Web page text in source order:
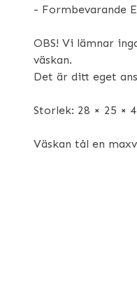
- Formbevarande
OBS! Vi lämnar
väskan.
Det är ditt eget
Storlek: 28 × 25 ×
Väskan tål en